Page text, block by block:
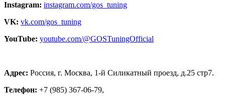
Instagram: instagram.com/gos_tuning
VK: vk.com/gos_tuning
YouTube: youtube.com/@GOSTuningOfficial
Адрес: Россия, г. Москва, 1-й Силикатный проезд, д.25 стр7.
Телефон: +7 (985) 367-06-79,